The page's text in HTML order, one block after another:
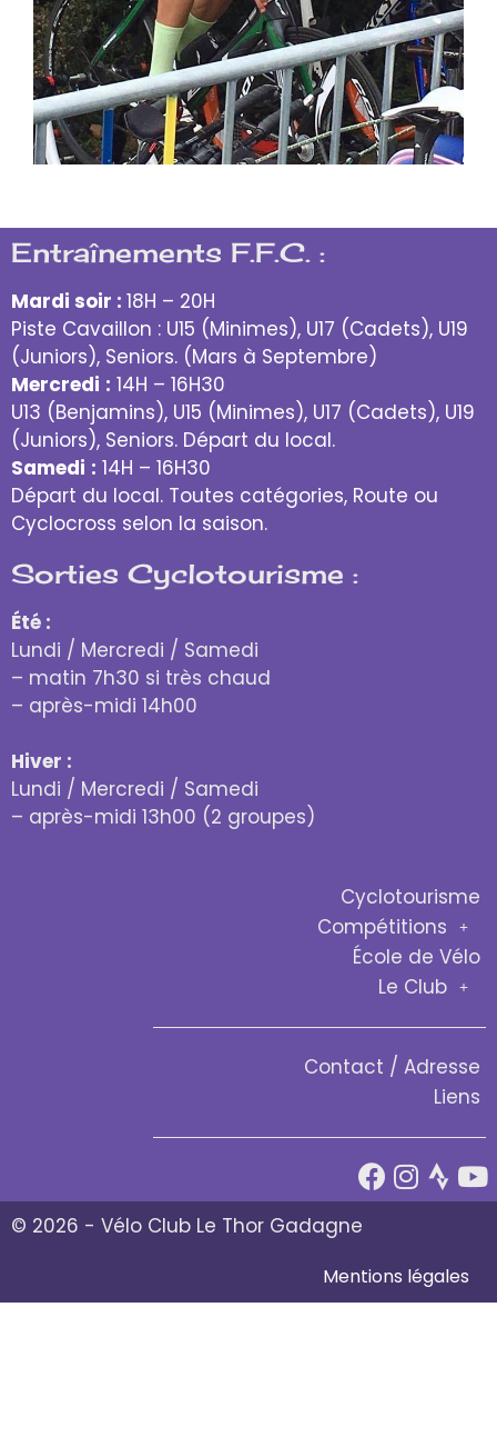
Entraînements F.F.C. :
Mardi soir : 18H – 20H
Piste Cavaillon : U15 (Minimes), U17 (Cadets), U19
(Juniors), Seniors. (Mars à Septembre)
Mercredi : 14H – 16H30
U13 (Benjamins), U15 (Minimes), U17 (Cadets), U19
(Juniors), Seniors. Départ du local.
Samedi : 14H – 16H30
Départ du local. Toutes catégories, Route ou
Cyclocross selon la saison.
Sorties Cyclotourisme :
Été :
Lundi / Mercredi / Samedi
– matin 7h30 si très chaud
– après-midi 14h00
Hiver :
Lundi / Mercredi / Samedi
– après-midi 13h00 (2 groupes)
Cyclotourisme
Compétitions
École de Vélo
Le Club
Contact / Adresse
Liens
© 2026 - Vélo Club Le Thor Gadagne
Mentions légales